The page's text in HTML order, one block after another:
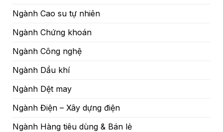
Ngành Cao su tự nhiên
Ngành Chứng khoán
Ngành Công nghệ
Ngành Dầu khí
Ngành Dệt may
Ngành Điện – Xây dựng điện
Ngành Hàng tiêu dùng & Bán lẻ